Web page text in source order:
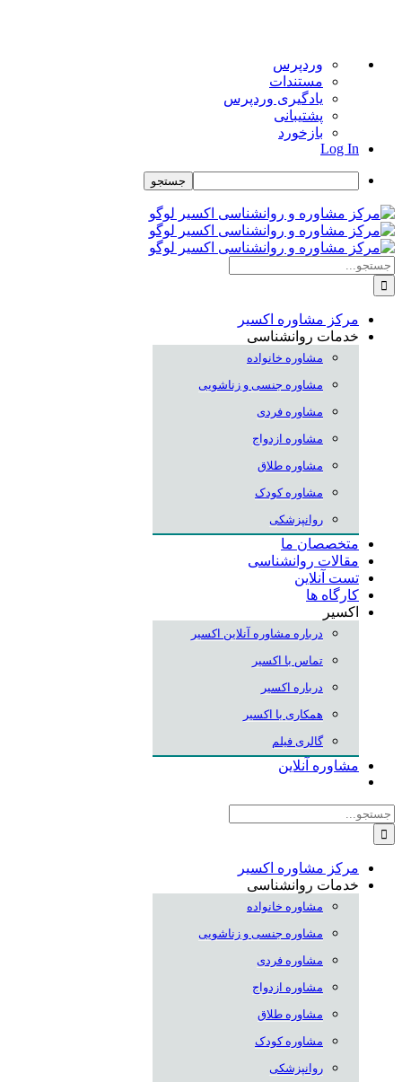
درباره
وردپرس
وردپرس
مستندات
یادگیری وردپرس
پشتیبانی
بازخورد
Log In
جستجو
Skip
to
content
جستجو
برای:
مرکز مشاوره اکسیر
خدمات روانشناسی
مشاوره خانواده
مشاوره جنسی و زناشویی
مشاوره فردی
مشاوره ازدواج
مشاوره طلاق
مشاوره کودک
روانپزشکی
متخصصان ما
مقالات روانشناسی
تست آنلاین
کارگاه ها
اکسیر
درباره مشاوره آنلاین اکسیر
تماس با اکسیر
درباره اکسیر
همکاری با اکسیر
گالری فیلم
مشاوره آنلاین
جستجو
برای:
مرکز مشاوره اکسیر
خدمات روانشناسی
مشاوره خانواده
مشاوره جنسی و زناشویی
مشاوره فردی
مشاوره ازدواج
مشاوره طلاق
مشاوره کودک
روانپزشکی